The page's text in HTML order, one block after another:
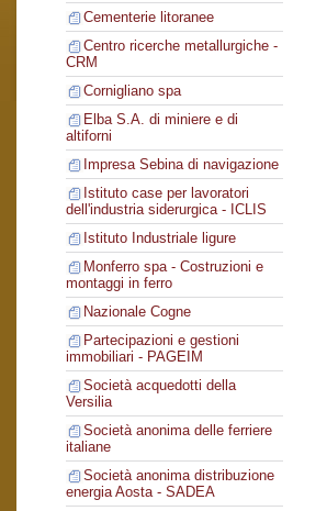
Cementerie litoranee
Centro ricerche metallurgiche -
CRM
Cornigliano spa
Elba S.A. di miniere e di
altiforni
Impresa Sebina di navigazione
Istituto case per lavoratori
dell'industria siderurgica - ICLIS
Istituto Industriale ligure
Monferro spa - Costruzioni e
montaggi in ferro
Nazionale Cogne
Partecipazioni e gestioni
immobiliari - PAGEIM
Società acquedotti della
Versilia
Società anonima delle ferriere
italiane
Società anonima distribuzione
energia Aosta - SADEA